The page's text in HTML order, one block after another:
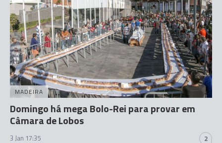
MADEIRA
Domingo há mega Bolo-Rei para provar em
Câmara de Lobos
3 Jan 17:35 2